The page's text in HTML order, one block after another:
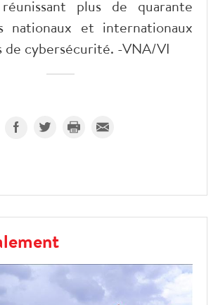
plus de quarante
nationaux et internationaux
de cybersécurité. -VNA/VI